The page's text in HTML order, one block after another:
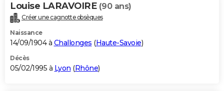
Louise LARAVOIRE (90 ans)
Créer une cagnotte obsèques
Naissance
14/09/1904 à Challonges (Haute-Savoie)
Décès
05/02/1995 à Lyon (Rhône)